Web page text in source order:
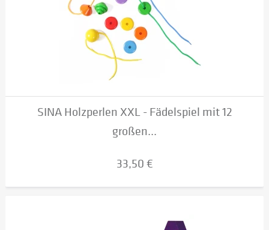
SINA Holzperlen XXL - Fädelspiel mit 12
großen...
33,50 €